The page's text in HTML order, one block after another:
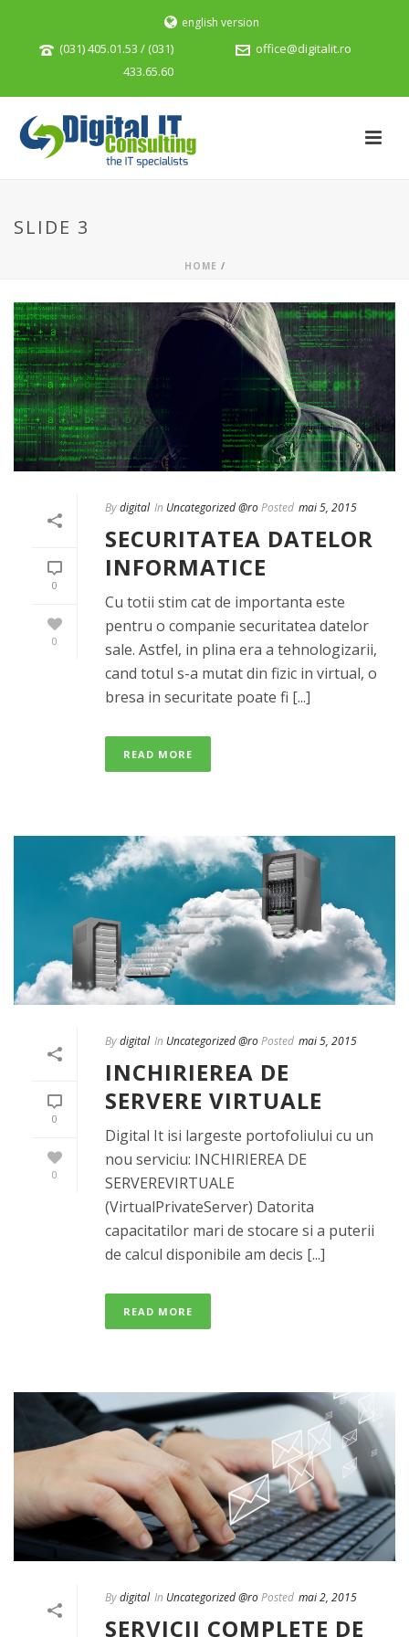
english version
(031) 405.01.53 / (031)
433.65.60
office@digitalit.ro
SLIDE 3
HOME /
0
0
Bydigital In Uncategorized @roPosted mai 5, 2015
SECURITATEA DATELOR
INFORMATICE
Cu totii stim cat de importanta este
pentru o companie securitatea datelor
sale. Astfel, in plina era a tehnologizarii,
cand totul s-a mutat din fizic in virtual, o
bresa in securitate poate fi [...]
READ MORE
0
0
Bydigital In Uncategorized @roPosted mai 5, 2015
INCHIRIEREA DE
SERVERE VIRTUALE
Digital It isi largeste portofoliului cu un
nou serviciu: INCHIRIEREA DE
SERVEREVIRTUALE
(VirtualPrivateServer) Datorita
capacitatilor mari de stocare si a puterii
de calcul disponibile am decis [...]
READ MORE
Bydigital In Uncategorized @roPosted mai 2, 2015
SERVICII COMPLETE DE